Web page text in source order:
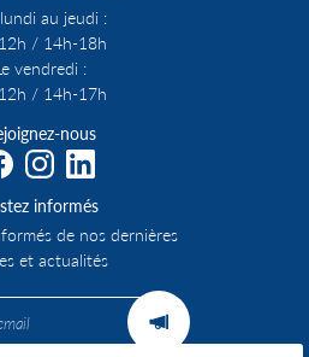
au jeudi :
/ 14h-18h
vendredi :
/ 14h-17h
nous
informés
de nos dernières
et actualités